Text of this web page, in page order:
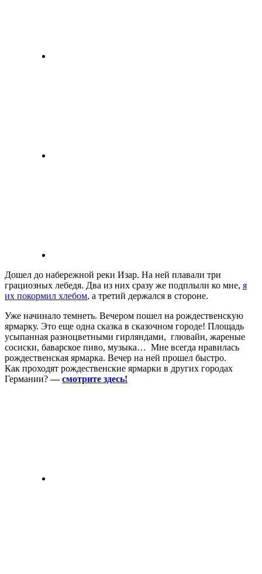
Дошел до набережной реки Изар. На ней плавали три
грациозных лебедя. Два из них сразу же подплыли ко мне, я
их покормил хлебом, а третий держался в стороне.
Уже начинало темнеть. Вечером пошел на рождественскую
ярмарку. Это еще одна сказка в сказочном городе! Площадь
усыпанная разноцветными гирляндами, глювайн, жареные
сосиски, баварское пиво, музыка… Мне всегда нравилась
рождественская ярмарка. Вечер на ней прошел быстро.
Как проходят рождественские ярмарки в других городах
Германии?—смотрите здесь!